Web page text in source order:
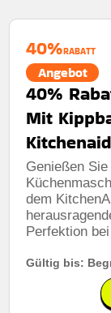
40%RABATT
Angebot
40%
Mit
Genießen
dem
Perfektion
Gültig bis: